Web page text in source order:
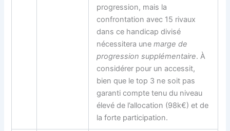
progression, mais la
confrontation avec 15 rivaux
dans ce handicap divisé
nécessitera unemarge de
progression supplémentaire. À
considérer pour un accessit,
bien que le top 3 ne soit pas
garanti compte tenu du niveau
élevé de l’allocation (98k€) et de
la forte participation.